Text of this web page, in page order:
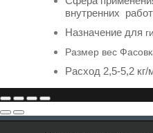
внутренних работ
Назначение для
Размер вес
Расход 2,5-5,2 кг/